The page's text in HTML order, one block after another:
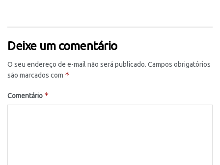
Deixe um comentário
O seu endereço de e-mail não será publicado. Campos obrigatórios
são marcados com *
Comentário *